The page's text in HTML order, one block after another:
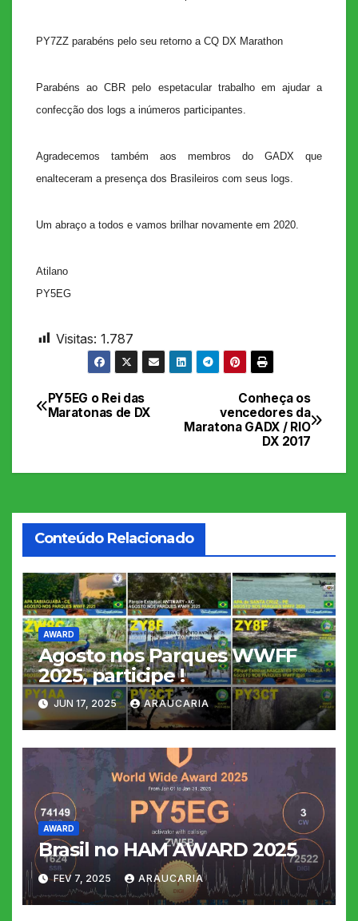
PY7ZZ parabéns pelo seu retorno a CQ DX Marathon
Parabéns ao CBR pelo espetacular trabalho em ajudar a
confecção dos logs a inúmeros participantes.
Agradecemos também aos membros do GADX que
enalteceram a presença dos Brasileiros com seus logs.
Um abraço a todos e vamos brilhar novamente em 2020.
Atilano
PY5EG
Visitas: 1.787
Navegação
Post
Conheça os
vencedores da
Maratona GADX / RIO
DX 2017
PY5EG o Rei das
Maratonas de DX
Conteúdo Relacionado
AWARD
Agosto nos Parques WWFF
2025, participe !
JUN 17, 2025 ARAUCARIA
AWARD
Brasil no HAM AWARD 2025
FEV 7, 2025 ARAUCARIA